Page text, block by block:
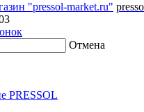
"pressol-market.ru"
Отмена
PRESSOL